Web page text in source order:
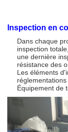
Inspection en
Dans chaque
inspection
une dernière
résistance des
Les éléments
réglementations
Équipement de